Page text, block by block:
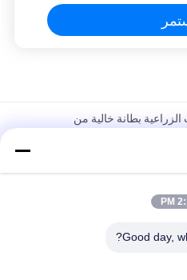
بطانة خالية من
بطانة بطانة الفرامل
حسب الطلب طول مقاومة الصدمات
Good day,